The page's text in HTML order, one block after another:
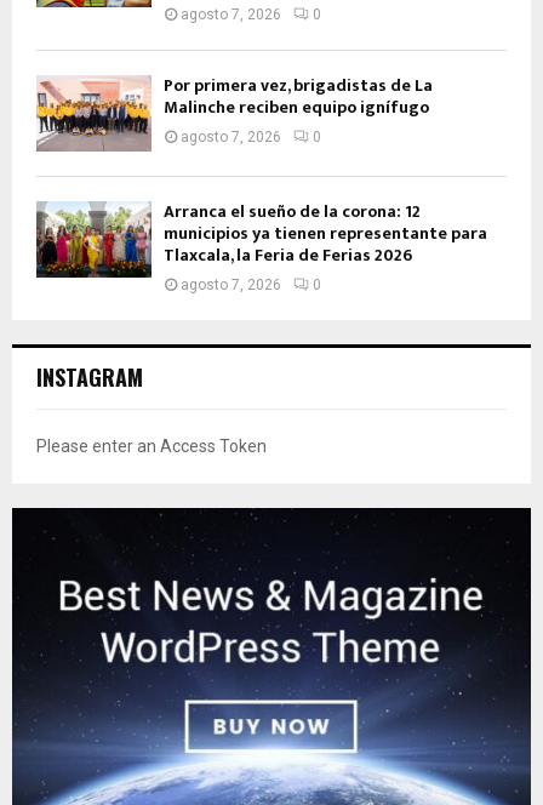
agosto 7, 2026 0
Por primera vez, brigadistas de La
Malinche reciben equipo ignífugo
agosto 7, 2026 0
Arranca el sueño de la corona: 12
municipios ya tienen representante para
Tlaxcala, la Feria de Ferias 2026
agosto 7, 2026 0
INSTAGRAM
Please enter an Access Token